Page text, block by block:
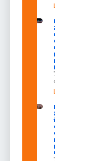
Leia mais »
Expofeira
2026 começa
neste sábado
com shows,
negócios e
programação
para todos os
públicos
7 de agosto
de 2026
Leia mais »
Expofeira
2026
impulsiona
economia
e aumenta
procura
por hotéis
na capital
7 de